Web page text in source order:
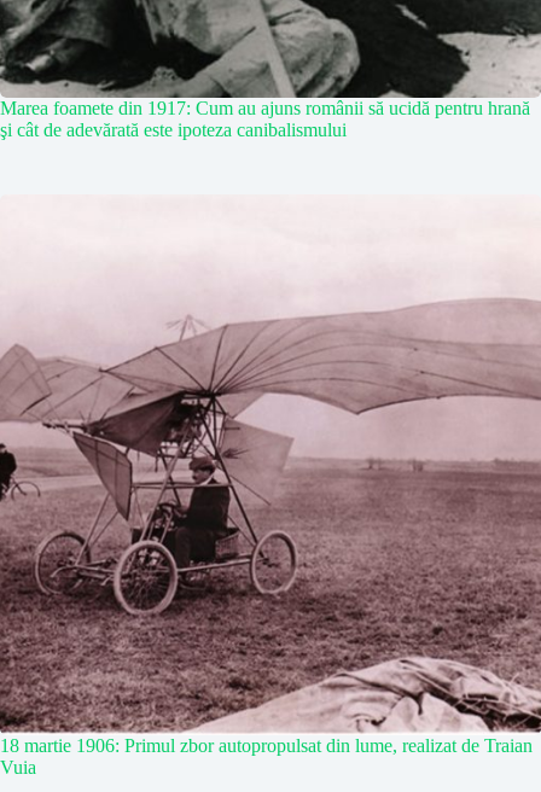
Marea foamete din 1917: Cum au ajuns românii să ucidă pentru hrană
şi cât de adevărată este ipoteza canibalismului
18 martie 1906: Primul zbor autopropulsat din lume, realizat de Traian
Vuia